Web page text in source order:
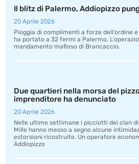
Il blitz di Palermo, Addiopizzo
20 Aprile 2026
Pioggia di complimenti a forze dell’ordine
ha portato a 32 fermi a Palermo.
mandamento mafioso di Brancaccio.
Due quartieri nella morsa del
imprenditore ha denunciato
20 Aprile 2026
Nelle ultime settimane i picciotti dei clan
Mille hanno messo a segno alcune
estorsioni ricostruite. Un operatore
Addiopizzo